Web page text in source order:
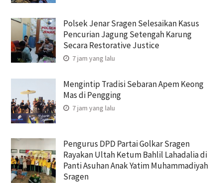
Polsek Jenar Sragen Selesaikan Kasus
Pencurian Jagung Setengah Karung
Secara Restorative Justice
7 jam yang lalu
Mengintip Tradisi Sebaran Apem Keong
Mas di Pengging
7 jam yang lalu
Pengurus DPD Partai Golkar Sragen
Rayakan Ultah Ketum Bahlil Lahadalia di
Panti Asuhan Anak Yatim Muhammadiyah
Sragen